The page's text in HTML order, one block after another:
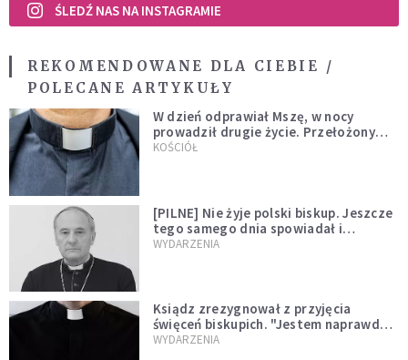
ŚLEDŹ NAS NA INSTAGRAMIE
REKOMENDOWANE DLA CIEBIE /
POLECANE ARTYKUŁY
W dzień odprawiał Mszę, w nocy
prowadził drugie życie. Przełożony
kazał mu opuścić zakon
KOŚCIÓŁ
[PILNE] Nie żyje polski biskup. Jeszcze
tego samego dnia spowiadał i
sprawował Mszę świętą
WYDARZENIA
Ksiądz zrezygnował z przyjęcia
święceń biskupich. "Jestem naprawdę
niegodny"
WYDARZENIA